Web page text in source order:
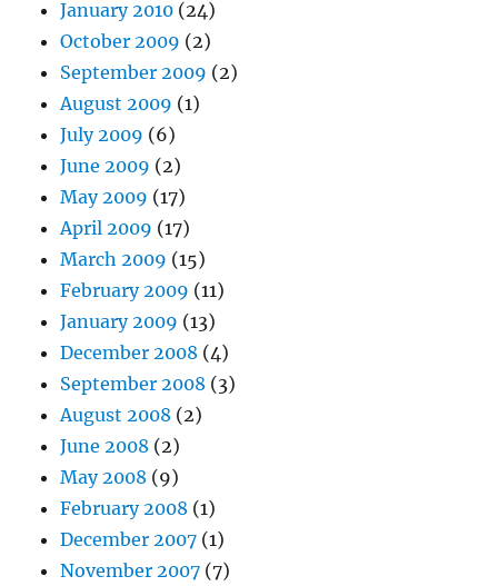
January 2010 (24)
October 2009 (2)
September 2009 (2)
August 2009 (1)
July 2009 (6)
June 2009 (2)
May 2009 (17)
April 2009 (17)
March 2009 (15)
February 2009 (11)
January 2009 (13)
December 2008 (4)
September 2008 (3)
August 2008 (2)
June 2008 (2)
May 2008 (9)
February 2008 (1)
December 2007 (1)
November 2007 (7)